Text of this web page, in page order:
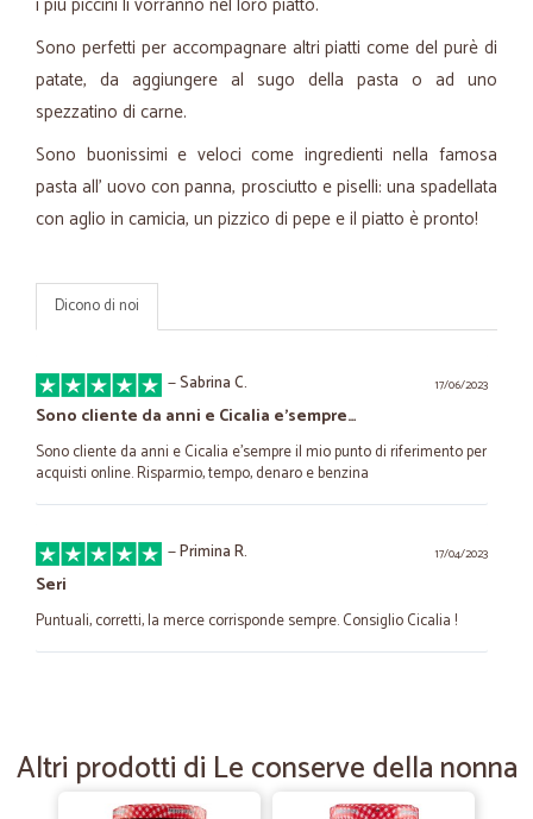
Sono perfetti per accompagnare altri piatti come del purè di
patate, da aggiungere al sugo della pasta o ad uno
spezzatino di carne.
Sono buonissimi e veloci come ingredienti nella famosa
pasta all' uovo con panna, prosciutto e piselli: una spadellata
con aglio in camicia, un pizzico di pepe e il piatto è pronto!
Dicono di noi
17/06/2023
—Sabrina C.
Sono cliente da anni e Cicalia e'sempre…
Sono cliente da anni e Cicalia e'sempre il mio punto di riferimento per
acquisti online. Risparmio, tempo, denaro e benzina
17/04/2023
—Primina R.
Seri
Puntuali, corretti, la merce corrisponde sempre. Consiglio Cicalia !
Affidabili e celeri
Altri prodotti di Le conserve della nonna